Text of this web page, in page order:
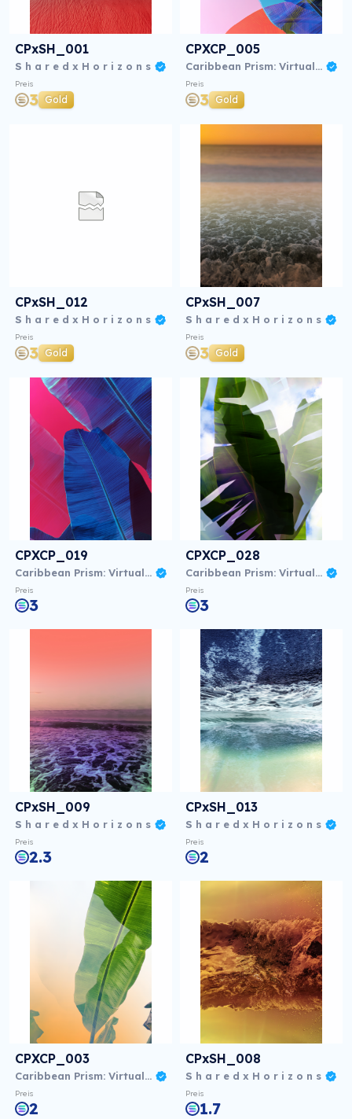
CPxSH_001
S h a r e d x H o r i z o n s
Preis
3 Gold
CPXCP_005
Caribbean Prism: Virtual NFT Exhibition
Preis
3 Gold
CPxSH_012
S h a r e d x H o r i z o n s
Preis
3 Gold
CPxSH_007
S h a r e d x H o r i z o n s
Preis
3 Gold
CPXCP_019
Caribbean Prism: Virtual NFT Exhibition
Preis
3
CPXCP_028
Caribbean Prism: Virtual NFT Exhibition
Preis
3
CPxSH_009
S h a r e d x H o r i z o n s
Preis
2.3
CPxSH_013
S h a r e d x H o r i z o n s
Preis
2
CPXCP_003
Caribbean Prism: Virtual NFT Exhibition
Preis
2
CPxSH_008
S h a r e d x H o r i z o n s
Preis
1.7